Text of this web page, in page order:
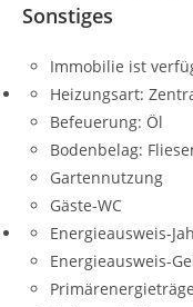
Sonstiges
Immobilie ist
Heizungsart:
Befeuerung: Öl
Bodenbelag:
Gartennutzung
Gäste-WC
Energieausweis-
Energieausweis-